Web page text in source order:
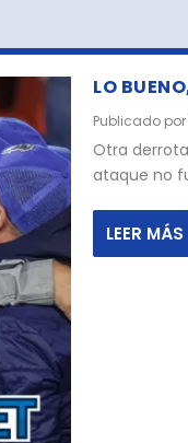
LO
Publicado por
Otra
ataque no
LEER MÁS